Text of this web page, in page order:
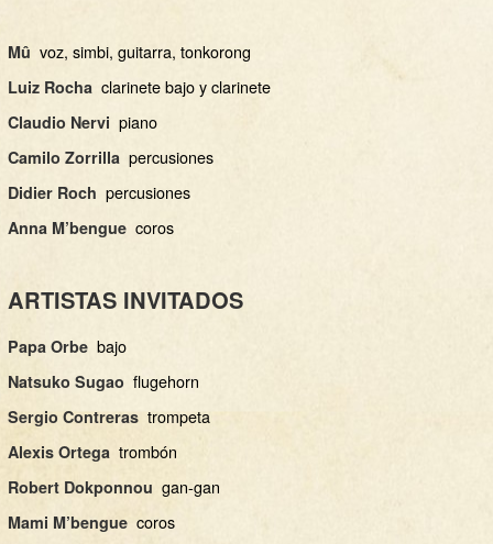
Mû voz, simbi, guitarra, tonkorong
Luiz Rochaclarinete bajo y clarinete
Claudio Nervi piano
Camilo Zorrillapercusiones
Didier Roch percusiones
Anna M’bengue coros
ARTISTAS INVITADOS
Papa Orbebajo
Natsuko Sugao flugehorn
Sergio Contrerastrompeta
Alexis Ortega trombón
Robert Dokponnou gan-gan
Mami M’benguecoros